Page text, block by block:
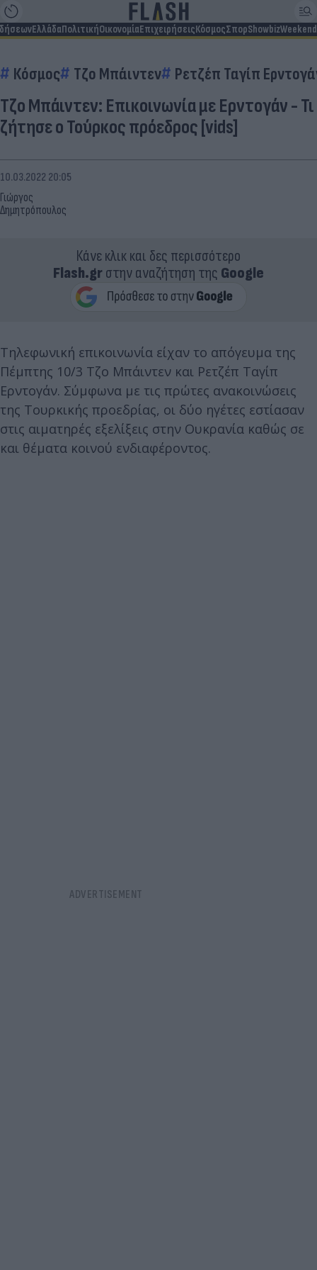
ΕλλάδαΠολιτικήΟικονομίαΕπιχειρήσειςΚόσμοςΣπορShowbizWeekend
Κόσμος Τζο Μπάιντεν Ρετζέπ Ταγίπ
Τζο Μπάιντεν: Επικοινωνία με Ερντογάν - Τι
ζήτησε ο Τούρκος πρόεδρος [vids]
Γιώργος
Δημητρόπουλος
10.03.2022 20:05
Κάνε κλικ και δες περισσότερο
Flash.grστην αναζήτηση της Google
Τηλεφωνική επικοινωνία είχαν το απόγευμα της
Πέμπτης 10/3 Τζο Μπάιντεν και Ρετζέπ Ταγίπ
Ερντογάν. Σύμφωνα με τις πρώτες ανακοινώσεις
της Τουρκικής προεδρίας, οι δύο ηγέτες εστίασαν
στις αιματηρές εξελίξεις στην Ουκρανία καθώς σε
και θέματα κοινού ενδιαφέροντος.